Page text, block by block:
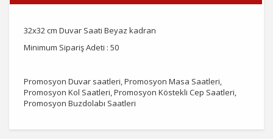
32x32 cm Duvar Saati Beyaz kadran
Minimum Sipariş Adeti : 50
Promosyon Duvar saatleri, Promosyon Masa Saatleri,
Promosyon Kol Saatleri, Promosyon Köstekli Cep Saatleri,
Promosyon Buzdolabı Saatleri